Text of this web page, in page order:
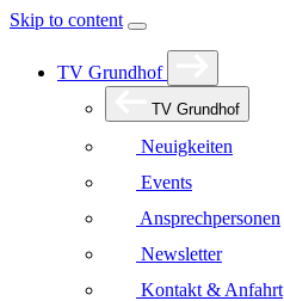
Skip to content
TV Grundhof
TV Grundhof
Neuigkeiten
Events
Ansprechpersonen
Newsletter
Kontakt & Anfahrt